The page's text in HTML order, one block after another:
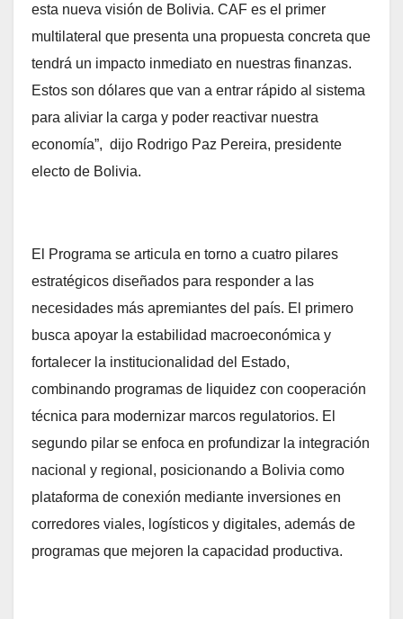
esta nueva visión de Bolivia. CAF es el primer
multilateral que presenta una propuesta concreta que
tendrá un impacto inmediato en nuestras finanzas.
Estos son dólares que van a entrar rápido al sistema
para aliviar la carga y poder reactivar nuestra
economía”, dijo Rodrigo Paz Pereira, presidente
electo de Bolivia.
El Programa se articula en torno a cuatro pilares
estratégicos diseñados para responder a las
necesidades más apremiantes del país. El primero
busca apoyar la estabilidad macroeconómica y
fortalecer la institucionalidad del Estado,
combinando programas de liquidez con cooperación
técnica para modernizar marcos regulatorios. El
segundo pilar se enfoca en profundizar la integración
nacional y regional, posicionando a Bolivia como
plataforma de conexión mediante inversiones en
corredores viales, logísticos y digitales, además de
programas que mejoren la capacidad productiva.